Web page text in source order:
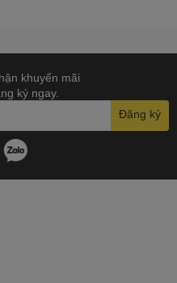
khuyến mãi
ký ngay.
Đăng ký